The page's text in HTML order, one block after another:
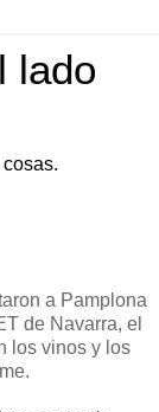
lado
a Pamplona
de Navarra, el
los vinos y los